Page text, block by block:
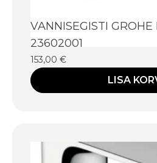
VANNISEGISTI
23602001
153,00 €
LISA